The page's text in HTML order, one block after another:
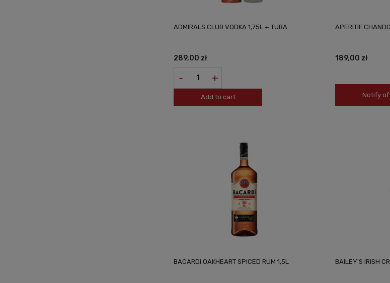
ADMIRALS CLUB VODKA 1,75L + TUBA
289,00 zł
- +
Add to cart
APERITIF
189,00 zł
Notify
BACARDI OAKHEART SPICED RUM 1,5L BAILEY'S IRISH